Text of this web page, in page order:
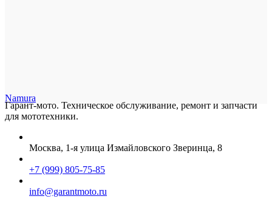
Namura
Гарант-мото. Техническое обслуживание, ремонт и запчасти
для мототехники.
Москва, 1-я улица Измайловского Зверинца, 8
+7 (999) 805-75-85
info@garantmoto.ru